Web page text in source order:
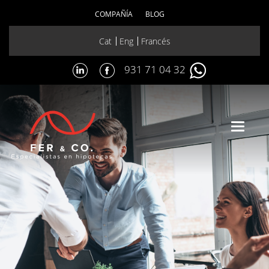
COMPAÑÍA BLOG
Cat Eng Francés
931 71 04 32
Toggle